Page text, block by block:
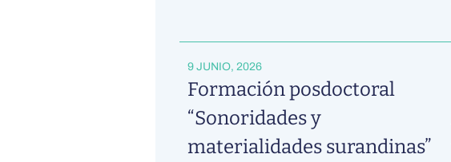
9 JUNIO, 2026
Formación posdoctoral
“Sonoridades y
materialidades surandinas”